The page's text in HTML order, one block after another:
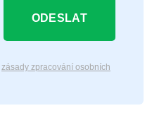
ODESLAT
zásady zpracování osobních